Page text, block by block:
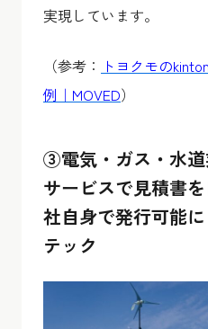
実現しています。
（参考： トヨクモの
例｜MOVED）
③電気・ガス・水
サービスで見積書
社自身で発行可能
テック